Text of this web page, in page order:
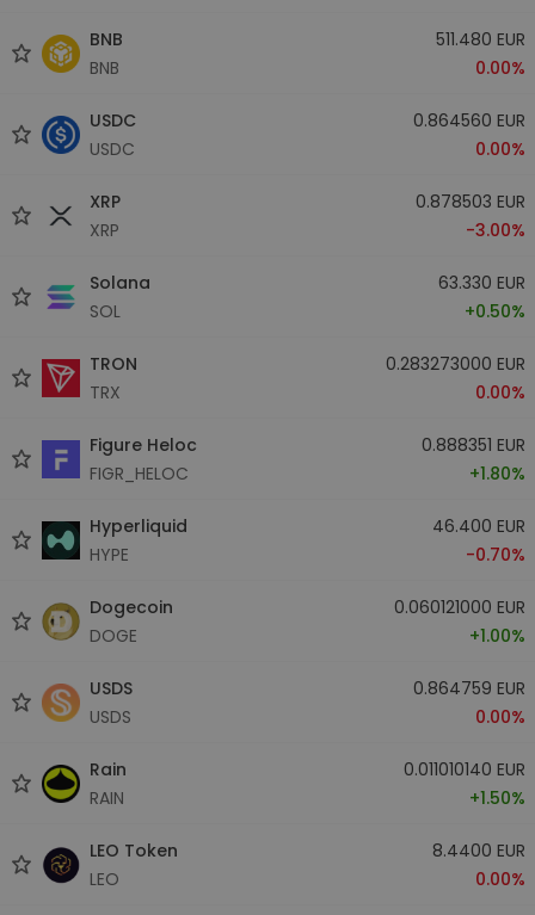
BNB
BNB
511.480 EUR
0.00%
USDC
USDC
0.864560 EUR
0.00%
XRP
XRP
0.878503 EUR
-3.00%
Solana
SOL
63.330 EUR
+0.50%
TRON
TRX
0.283273000 EUR
0.00%
Figure Heloc
FIGR_HELOC
0.888351 EUR
+1.80%
Hyperliquid
HYPE
46.400 EUR
-0.70%
Dogecoin
DOGE
0.060121000 EUR
+1.00%
USDS
USDS
0.864759 EUR
0.00%
Rain
RAIN
0.011010140 EUR
+1.50%
LEO Token
LEO
8.4400 EUR
0.00%